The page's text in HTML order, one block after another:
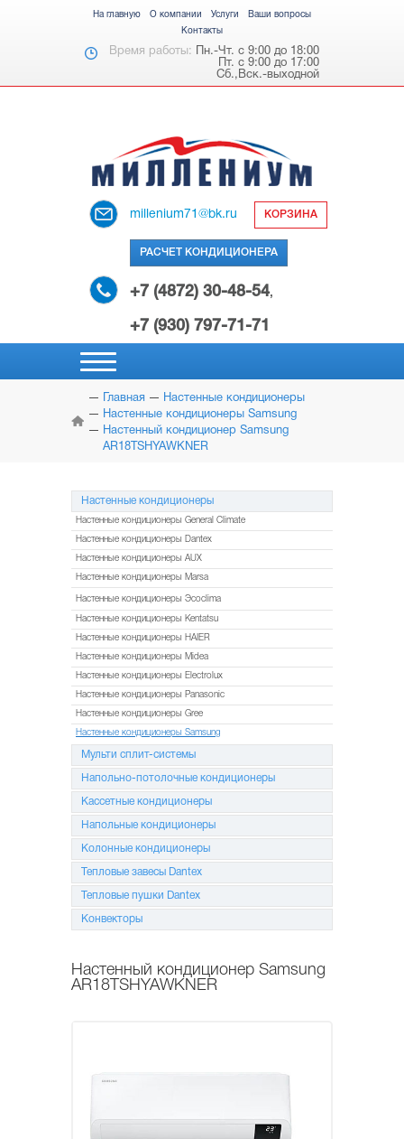
На главную О компании Услуги
Ваши вопросы
Контакты
Время работы: Пн.-Чт. с 9:00 до 18:00
Пт. с 9:00 до 17:00
Сб.,Вск.-выходной
millenium71@bk.ru КОРЗИНА
РАСЧЕТ КОНДИЦИОНЕРА
+7 (4872) 30-48-54,
+7 (930) 797-71-71
НАСТЕННЫЕ
КОНДИЦИОНЕРЫ
МУЛЬТИ
НАПОЛЬНО-ПОТОЛОЧНЫЕ
СИСТЕМЫ
КАССЕТНЫЕ
КОНДИЦИОНЕРЫ
КОЛОННЫЕ
КОНДИЦИОНЕРЫ
МОБИЛЬНЫЕ
КОНДИЦИОНЕРЫ
МОНТАЖ
И ОБСЛУЖИВАНИЕ
АКЦИИ
Главная
Настенные кондиционеры
Настенные кондиционеры Samsung
Настенный кондиционер Samsung
AR18TSHYAWKNER
Настенные кондиционеры
Настенные кондиционеры General Climate
Настенные кондиционеры Dantex
Настенные кондиционеры AUX
Настенные кондиционеры Marsa
Настенные кондиционеры Эcoclima
Настенные кондиционеры Kentatsu
Настенные кондиционеры HAIER
Настенные кондиционеры Midea
Настенные кондиционеры Electrolux
Настенные кондиционеры Panasonic
Настенные кондиционеры Gree
Настенные кондиционеры Samsung
Мульти сплит-системы
Напольно-потолочные кондиционеры
Кассетные кондиционеры
Напольные кондиционеры
Колонные кондиционеры
Тепловые завесы Dantex
Тепловые пушки Dantex
Конвекторы
Настенный кондиционер Samsung
AR18TSHYAWKNER